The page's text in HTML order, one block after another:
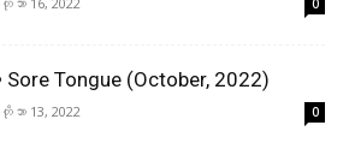
0
Sore Tongue (October, 2022)
ဘာ 13, 2022 0